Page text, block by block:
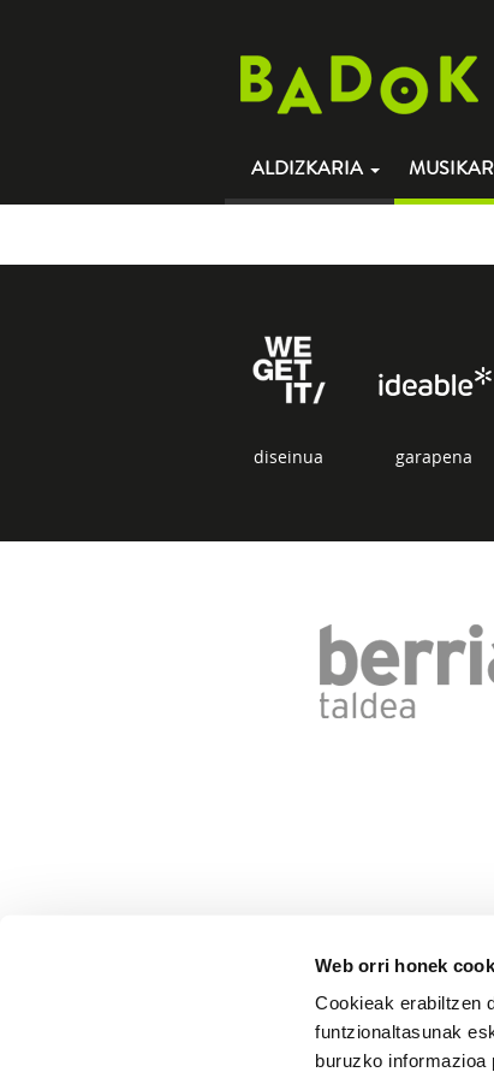
Web orri honek
Cookieak erabiltzen
funtzionaltasunak
buruzko informazioa
ALDIZKARIA
diseinua garapena